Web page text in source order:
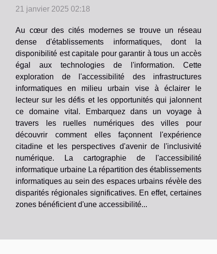
21 janvier 2025 02:18
Au cœur des cités modernes se trouve un réseau
dense d'établissements informatiques, dont la
disponibilité est capitale pour garantir à tous un accès
égal aux technologies de l'information. Cette
exploration de l'accessibilité des infrastructures
informatiques en milieu urbain vise à éclairer le
lecteur sur les défis et les opportunités qui jalonnent
ce domaine vital. Embarquez dans un voyage à
travers les ruelles numériques des villes pour
découvrir comment elles façonnent l'expérience
citadine et les perspectives d'avenir de l'inclusivité
numérique. La cartographie de l'accessibilité
informatique urbaine La répartition des établissements
informatiques au sein des espaces urbains révèle des
disparités régionales significatives. En effet, certaines
zones bénéficient d'une accessibilité...